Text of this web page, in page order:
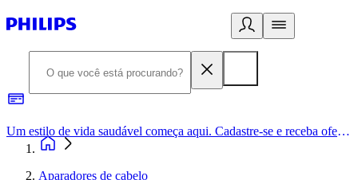
Um estilo de vida saudável começa aqui. Cadastre-se e receba ofertas exclusivas.
Aparadores de cabelo